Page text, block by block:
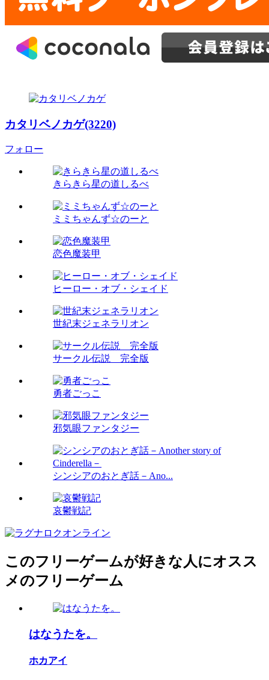
カタリベノカゲ(3220)
フォロー
きらきら星の道しるべ
ミミちゃんず☆のーと
恋色魔装甲
ヒーロー・オブ・シェイド
世紀末ジェネラリオン
サークル伝説 完全版
勇者ごっこ
邪気眼ファンタジー
シンシアのおとぎ話－Ano...
哀鬱戦記
このフリーゲームが好きな人にオスス
メのフリーゲーム
はなうたを。
ホカアイ